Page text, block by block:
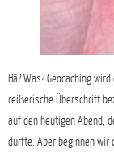
Hä? Was? Geocaching
reißerische Überschrift
auf den heutigen Abend,
durfte. Aber beginnen wir